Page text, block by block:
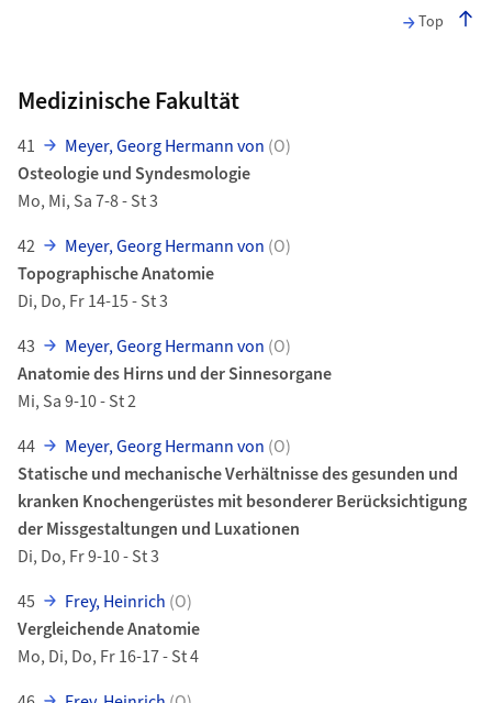
Top
Medizinische Fakultät
41 Meyer, Georg Hermann von (O)
Osteologie und Syndesmologie
Mo, Mi, Sa 7-8 - St 3
42
Meyer, Georg Hermann von (O)
Topographische Anatomie
Di, Do, Fr 14-15 - St 3
43
Meyer, Georg Hermann von (O)
Anatomie des Hirns und der Sinnesorgane
Mi, Sa 9-10 - St 2
44
Meyer, Georg Hermann von (O)
Statische und mechanische Verhältnisse des gesunden und
kranken Knochengerüstes mit besonderer Berücksichtigung
der Missgestaltungen und Luxationen
Di, Do, Fr 9-10 - St 3
45
Frey, Heinrich (O)
Vergleichende Anatomie
Mo, Di, Do, Fr 16-17 - St 4